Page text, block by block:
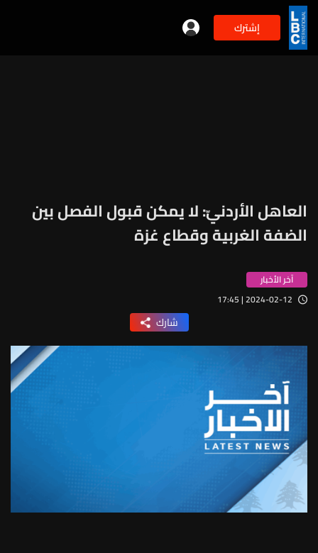
إشترك
العاهل الأردنيّ: لا يمكن قبول الفصل بين
الضفة الغربية وقطاع غزة
آخر الأخبار
2024-02-12 | 17:45
شارك